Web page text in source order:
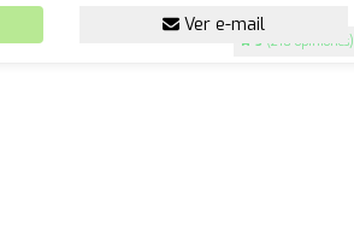
5 (210 opiniones)
Ver e-mail